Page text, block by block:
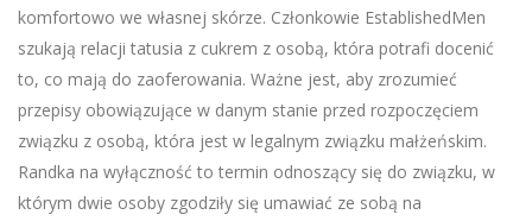
komfortowo we własnej skórze. Członkowie EstablishedMen
szukają relacji tatusia z cukrem z osobą, która potrafi docenić
to, co mają do zaoferowania. Ważne jest, aby zrozumieć
przepisy obowiązujące w danym stanie przed rozpoczęciem
związku z osobą, która jest w legalnym związku małżeńskim.
Randka na wyłączność to termin odnoszący się do związku, w
którym dwie osoby zgodziły się umawiać ze sobą na